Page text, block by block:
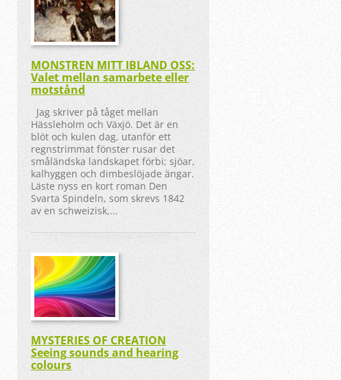
MONSTREN MITT IBLAND OSS:
Valet mellan samarbete eller
motstånd
Jag skriver på tåget mellan
Hässleholm och Växjö. Det är en
blöt och kulen dag, utanför ett
regnstrimmat fönster rusar det
småländska landskapet förbi; sjöar,
kalhyggen och dimbeslöjade ängar.
Läste nyss en kort roman Den
Svarta Spindeln, som skrevs 1842
av en schweizisk,...
MYSTERIES OF CREATION
Seeing sounds and hearing
colours